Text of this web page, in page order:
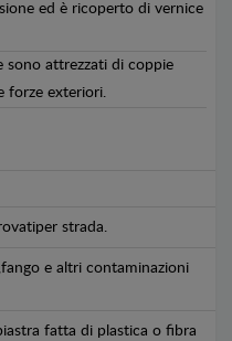
ed è ricoperto di vernice
sono attrezzati di coppie
forze exteriori.
strada.
e altri contaminazioni
fatta di plastica o fibra